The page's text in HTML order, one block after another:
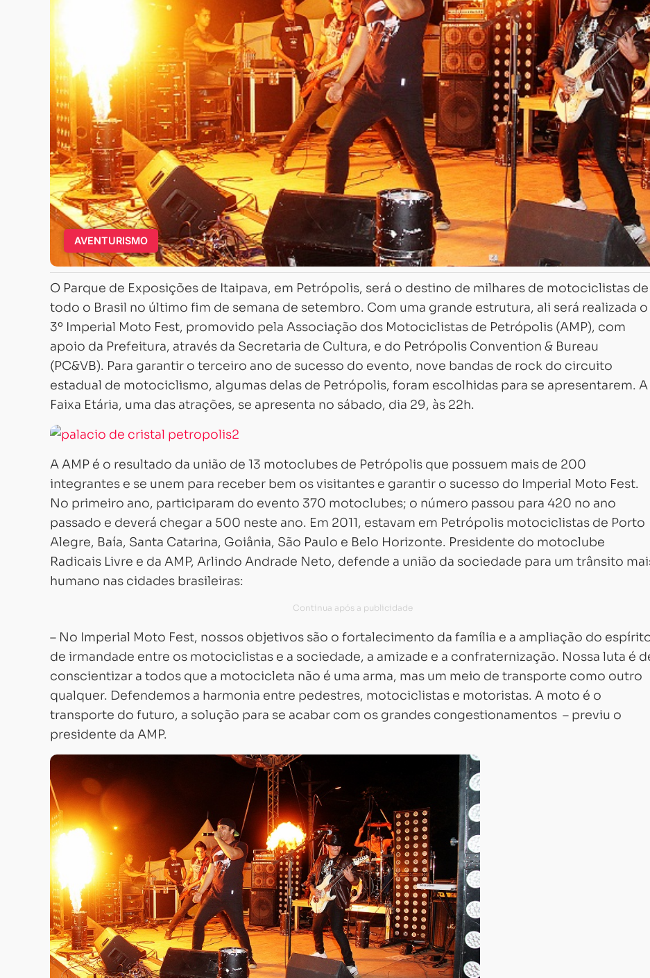
AVENTURISMO
O Parque de Exposições de Itaipava, em Petrópolis, será o destino de milhares de motociclistas de
todo o Brasil no último fim de semana de setembro. Com uma grande estrutura, ali será realizada o
3º Imperial Moto Fest, promovido pela Associação dos Motociclistas de Petrópolis (AMP), com
apoio da Prefeitura, através da Secretaria de Cultura, e do Petrópolis Convention & Bureau
(PC&VB). Para garantir o terceiro ano de sucesso do evento, nove bandas de rock do circuito
estadual de motociclismo, algumas delas de Petrópolis, foram escolhidas para se apresentarem. A
Faixa Etária, uma das atrações, se apresenta no sábado, dia 29, às 22h.
A AMP é o resultado da união de 13 motoclubes de Petrópolis que possuem mais de 200
integrantes e se unem para receber bem os visitantes e garantir o sucesso do Imperial Moto Fest.
No primeiro ano, participaram do evento 370 motoclubes; o número passou para 420 no ano
passado e deverá chegar a 500 neste ano. Em 2011, estavam em Petrópolis motociclistas de Porto
Alegre, Baía, Santa Catarina, Goiânia, São Paulo e Belo Horizonte. Presidente do motoclube
Radicais Livre e da AMP, Arlindo Andrade Neto, defende a união da sociedade para um trânsito
humano nas cidades brasileiras:
– No Imperial Moto Fest, nossos objetivos são o fortalecimento da família e a ampliação do
de irmandade entre os motociclistas e a sociedade, a amizade e a confraternização. Nossa luta é
conscientizar a todos que a motocicleta não é uma arma, mas um meio de transporte como outro
qualquer. Defendemos a harmonia entre pedestres, motociclistas e motoristas. A moto é o
transporte do futuro, a solução para se acabar com os grandes congestionamentos – previu o
presidente da AMP.